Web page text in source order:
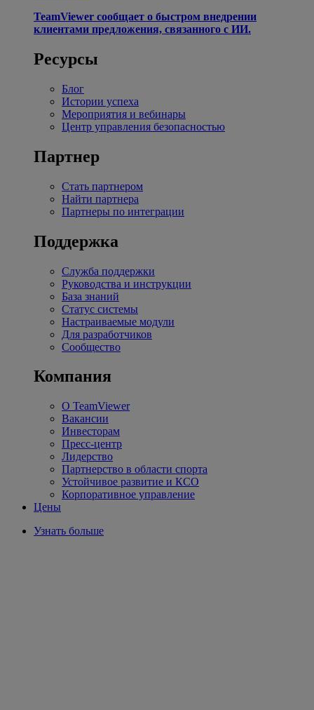
TeamViewer сообщает о быстром внедрении
клиентами предложения, связанного с ИИ.
Ресурсы
Блог
Истории успеха
Мероприятия и вебинары
Центр управления безопасностью
Партнер
Стать партнером
Найти партнера
Партнеры по интеграции
Поддержка
Служба поддержки
Руководства и инструкции
База знаний
Статус системы
Настраиваемые модули
Для разработчиков
Сообщество
Компания
О TeamViewer
Вакансии
Инвесторам
Пресс-центр
Лидерство
Партнерство в области спорта
Устойчивое развитие и КСО
Корпоративное управление
Цены
Узнать больше